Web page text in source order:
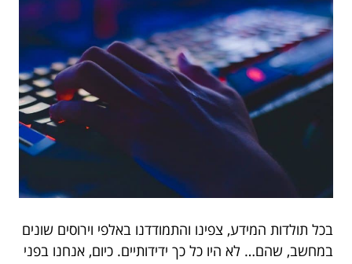
בכל תולדות המידע, צפינו והתמודדנו באלפי וירוסים שונים
במחשב, שהם… לא היו כל כך ידידותיים. כיום, אנחנו בפני